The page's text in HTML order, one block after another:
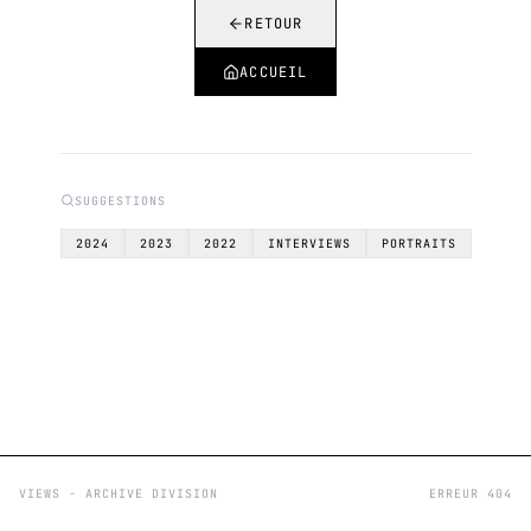
RETOUR
ACCUEIL
SUGGESTIONS
2024 2023 2022 INTERVIEWS PORTRAITS
VIEWS - ARCHIVE DIVISION ERREUR 404